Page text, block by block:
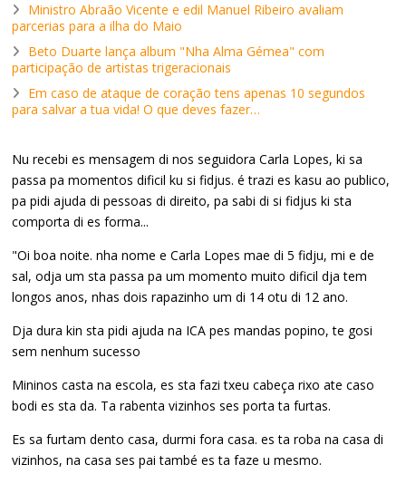
Ministro Abraão Vicente e edil Manuel Ribeiro avaliam
parcerias para a ilha do Maio
Beto Duarte lança album "Nha Alma Gémea" com
participação de artistas trigeracionais
Em caso de ataque de coração tens apenas 10 segundos
para salvar a tua vida! O que deves fazer…
Nu recebi es mensagem di nos seguidora Carla Lopes, ki sa
passa pa momentos dificil ku si fidjus. é trazi es kasu ao publico,
pa pidi ajuda di pessoas di direito, pa sabi di si fidjus ki sta
comporta di es forma...
"Oi boa noite. nha nome e Carla Lopes mae di 5 fidju, mi e de
sal, odja um sta passa pa um momento muito dificil dja tem
longos anos, nhas dois rapazinho um di 14 otu di 12 ano.
Dja dura kin sta pidi ajuda na ICA pes mandas popino, te gosi
sem nenhum sucesso
Mininos casta na escola, es sta fazi txeu cabeça rixo ate caso
bodi es sta da. Ta rabenta vizinhos ses porta ta furtas.
Es sa furtam dento casa, durmi fora casa. es ta roba na casa di
vizinhos, na casa ses pai també es ta faze u mesmo.